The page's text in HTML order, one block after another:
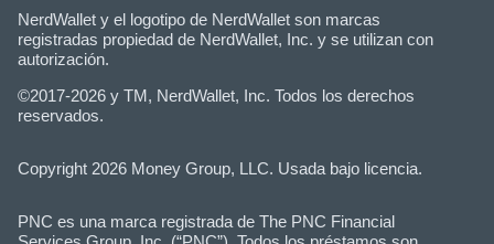
NerdWallet y el logotipo de NerdWallet son marcas
registradas propiedad de NerdWallet, Inc. y se utilizan con
autorización.
©2017-2026 y TM, NerdWallet, Inc. Todos los derechos
reservados.
Copyright 2026 Money Group, LLC. Usada bajo licencia.
PNC es una marca registrada de The PNC Financial